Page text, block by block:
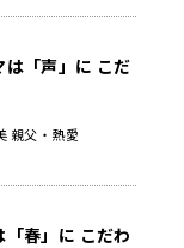
は「声」に こだ
親父・熱愛
「春」に こだわ